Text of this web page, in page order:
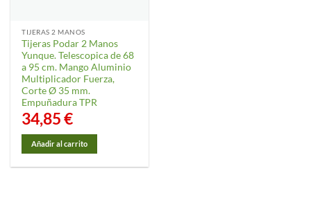
TIJERAS 2 MANOS
Tijeras Podar 2 Manos
Yunque. Telescopica de 68
a 95 cm. Mango Aluminio
Multiplicador Fuerza,
Corte Ø 35 mm.
Empuñadura TPR
34,85€
Añadir al carrito